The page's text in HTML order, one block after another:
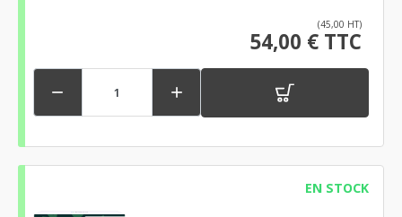
(45,00 HT)
54,00 € TTC
 
EN STOCK